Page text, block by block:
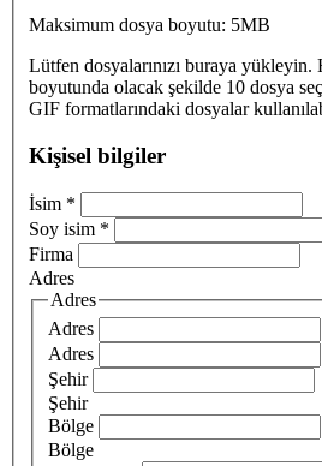
Maksimum dosya boyutu: 5MB
Lütfen dosyalarınızı buraya
boyutunda olacak şekilde 10 dosya
GIF formatlarındaki dosyalar
Kişisel bilgiler
İsim *
Soy isim *
Firma
Adres
Adres
Adres
Adres
Şehir
Şehir
Bölge
Bölge